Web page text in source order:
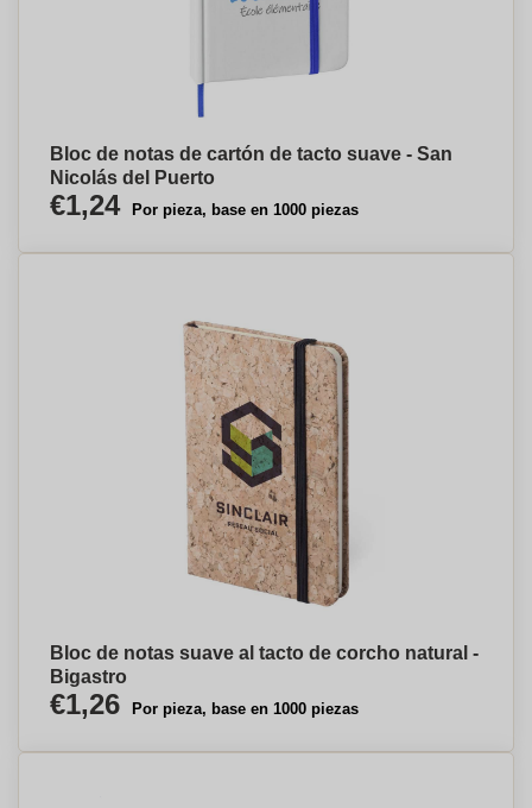
Bloc de notas de cartón de tacto suave - San
Nicolás del Puerto
€1,24 Por pieza, base en 1000 piezas
Bloc de notas suave al tacto de corcho natural -
Bigastro
€1,26 Por pieza, base en 1000 piezas